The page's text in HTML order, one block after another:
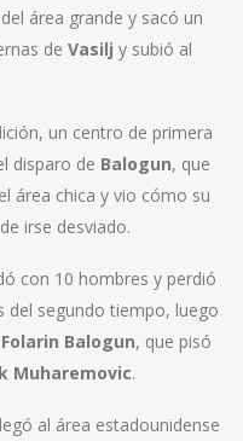
área grande y sacó un
de Vasilj y subió al
un centro de primera
disparo de Balogun, que
área chica y vio cómo su
irse desviado.
con 10 hombres y perdió
segundo tiempo, luego
Folarin Balogun, que pisó
Muharemovic.
al área estadounidense